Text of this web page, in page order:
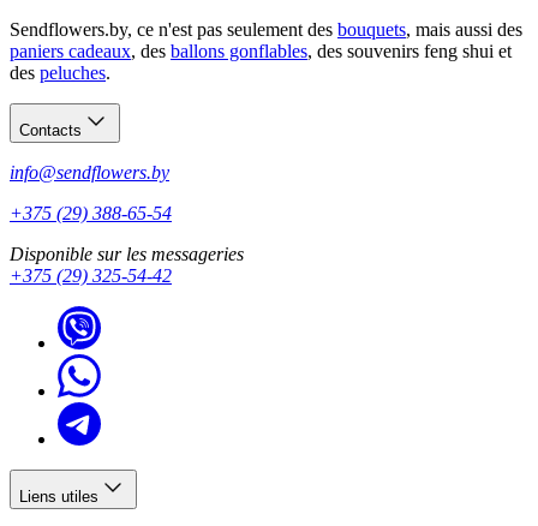
Sendflowers.by, ce n'est pas seulement des bouquets, mais aussi des
paniers cadeaux, des ballons gonflables, des souvenirs feng shui et
des peluches.
Contacts
info@sendflowers.by
+375 (29) 388-65-54
Disponible sur les messageries
+375 (29) 325-54-42
Liens utiles